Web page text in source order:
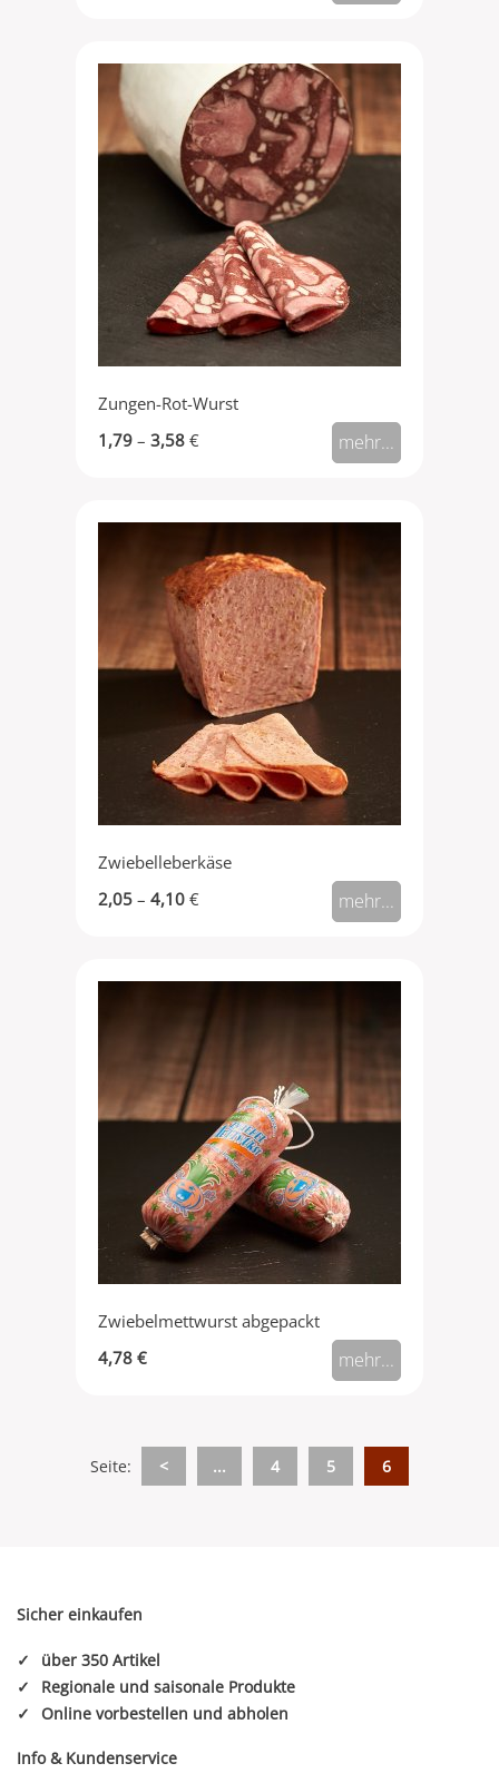
Zungen-Rot-Wurst
1,79 – 3,58 € mehr...
Zwiebelleberkäse
2,05 – 4,10 € mehr...
Zwiebelmettwurst abgepackt
4,78 €
mehr...
Seite: < ... 4 5 6
Sicher einkaufen
✓
über 350 Artikel
✓
Regionale und saisonale Produkte
✓
Online vorbestellen und abholen
Info & Kundenservice